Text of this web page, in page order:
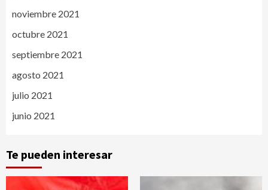
noviembre 2021
octubre 2021
septiembre 2021
agosto 2021
julio 2021
junio 2021
Te pueden interesar